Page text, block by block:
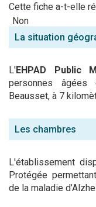
Cette fiche a-t-elle
Non
La situation
L'EHPAD Public
personnes âgées
Beausset, à 7
Les chambres
L'établissement
Protégée
de la maladie